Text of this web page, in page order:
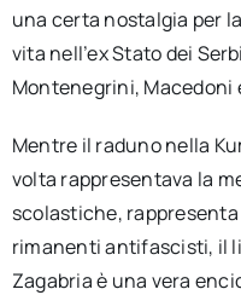
una certa nostalgia per
vita nell’ex Stato dei
Montenegrini, Macedoni
Mentre il raduno nella
volta rappresentava la
scolastiche,
rimanenti antifascisti, il
Zagabria è una vera